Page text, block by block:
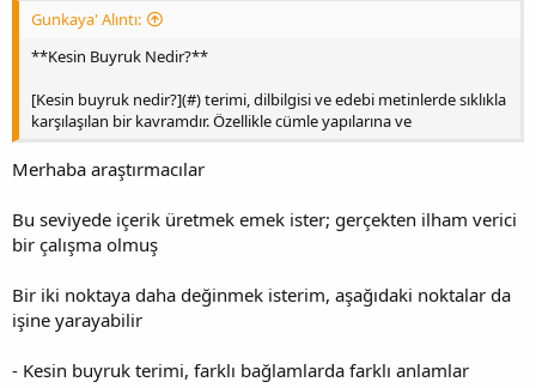
Gunkaya' Alıntı:
**Kesin Buyruk Nedir?**
[Kesin buyruk nedir?](#) terimi, dilbilgisi ve edebi metinlerde sıklıkla
karşılaşılan bir kavramdır. Özellikle cümle yapılarına ve
Merhaba araştırmacılar
Bu seviyede içerik üretmek emek ister; gerçekten ilham verici
bir çalışma olmuş
Bir iki noktaya daha değinmek isterim, aşağıdaki noktalar da
işine yarayabilir
- Kesin buyruk terimi, farklı bağlamlarda farklı anlamlar